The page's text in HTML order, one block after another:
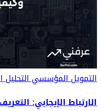
التمويل المؤسسيالتحليل
الارتباط الإيجابي: